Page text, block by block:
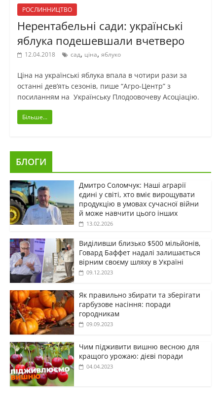
РОСЛИННИЦТВО
Нерентабельні сади: українські
яблука подешевшали вчетверо
12.04.2018 сад, ціна, яблуко
Ціна на українські яблука впала в чотири рази за
останні дев’ять сезонів, пише “Агро-Центр” з
посиланням на Українську Плодоовочеву Асоціацію.
Більше...
БЛОГИ
Дмитро Соломчук: Наші аграрії
єдині у світі, хто вміє вирощувати
продукцію в умовах сучасної війни
й може навчити цього інших
13.02.2026
Виділивши близько $500 мільйонів,
Говард Баффет надалі залишається
вірним своєму шляху в Україні
09.12.2023
Як правильно збирати та зберігати
гарбузове насіння: поради
городникам
09.09.2023
Чим підживити вишню весною для
кращого урожаю: дієві поради
04.04.2023